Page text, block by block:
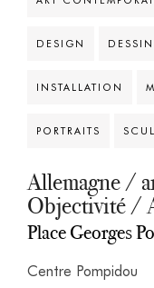
DESIGN DESSIN
INSTALLATION
PORTRAITS
Allemagne /
Objectivité /
Place Georges
Centre Pompidou